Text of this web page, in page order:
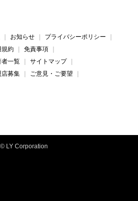
お知らせ
プライバシーポリシー
規約
免責事項
者一覧
サイトマップ
店募集
ご意見・ご要望
© LY Corporation